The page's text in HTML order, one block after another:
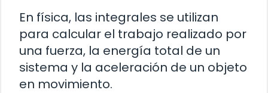
En física, las integrales se utilizan
para calcular el trabajo realizado por
una fuerza, la energía total de un
sistema y la aceleración de un objeto
en movimiento.